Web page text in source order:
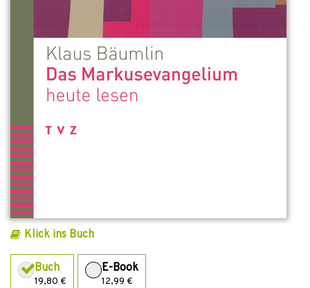
Klick ins Buch
Buch
19,80 €
E-Book
12,99 €